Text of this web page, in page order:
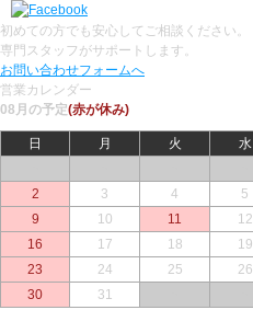
初めての方でも安心してご相談ください。
専門スタッフがサポートします。
お問い合わせフォームへ
営業カレンダー
08月の予定(赤が休み)
日 月 火 水
2
3 4 5
9
10 11 12
16
17 18 19
23
24 25 26
30
31